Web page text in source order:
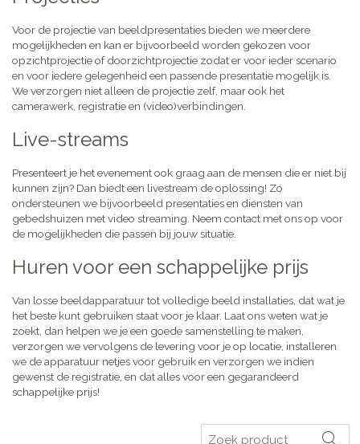
Voor de projectie van beeldpresentaties bieden we meerdere
mogelijkheden en kan er bijvoorbeeld worden gekozen voor
opzichtprojectie of doorzichtprojectie zodat er voor ieder scenario
en voor iedere gelegenheid een passende presentatie mogelijk is.
We verzorgen niet alleen de projectie zelf, maar ook het
camerawerk, registratie en (video)verbindingen.
Live-streams
Presenteert je het evenement ook graag aan de mensen die er niet bij
kunnen zijn? Dan biedt een livestream de oplossing! Zo
ondersteunen we bijvoorbeeld presentaties en diensten van
gebedshuizen met video streaming. Neem contact met ons op voor
de mogelijkheden die passen bij jouw situatie.
Huren voor een schappelijke prijs
Van losse beeldapparatuur tot volledige beeld installaties, dat wat je
het beste kunt gebruiken staat voor je klaar. Laat ons weten wat je
zoekt, dan helpen we je een goede samenstelling te maken,
verzorgen we vervolgens de levering voor je op locatie, installeren
we de apparatuur netjes voor gebruik en verzorgen we indien
gewenst de registratie, en dat alles voor een gegarandeerd
schappelijke prijs!
Zoeken